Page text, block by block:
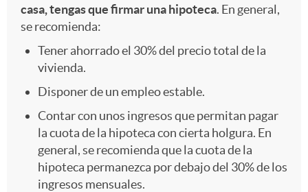
casa, tengas que firmar una hipoteca. En general,
se recomienda:
Tener ahorrado el 30% del precio total de la
vivienda.
Disponer de un empleo estable.
Contar con unos ingresos que permitan pagar
la cuota de la hipoteca con cierta holgura. En
general, se recomienda que la cuota de la
hipoteca permanezca por debajo del 30% de los
ingresos mensuales.